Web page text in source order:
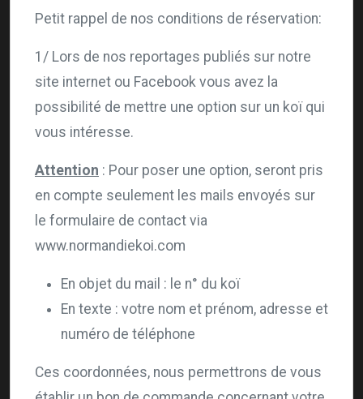
Petit rappel de nos conditions de réservation:
1/ Lors de nos reportages publiés sur notre
site internet ou Facebook vous avez la
possibilité de mettre une option sur un koï qui
vous intéresse.
Attention : Pour poser une option, seront pris
en compte seulement les mails envoyés sur
le formulaire de contact via
www.normandiekoi.com
En objet du mail : le n° du koï
En texte : votre nom et prénom, adresse et
numéro de téléphone
Ces coordonnées, nous permettrons de vous